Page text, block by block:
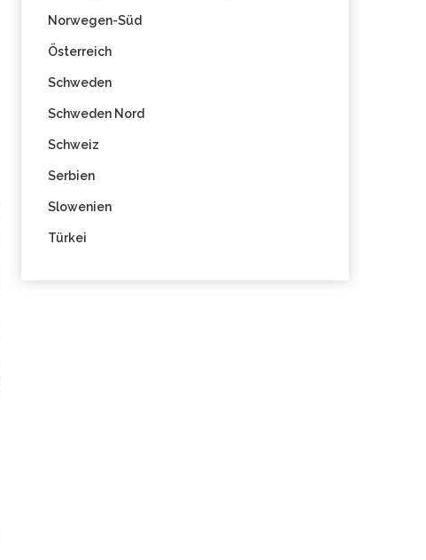
Norwegen-Süd
Österreich
Schweden
Schweden Nord
Schweiz
Serbien
Slowenien
Türkei